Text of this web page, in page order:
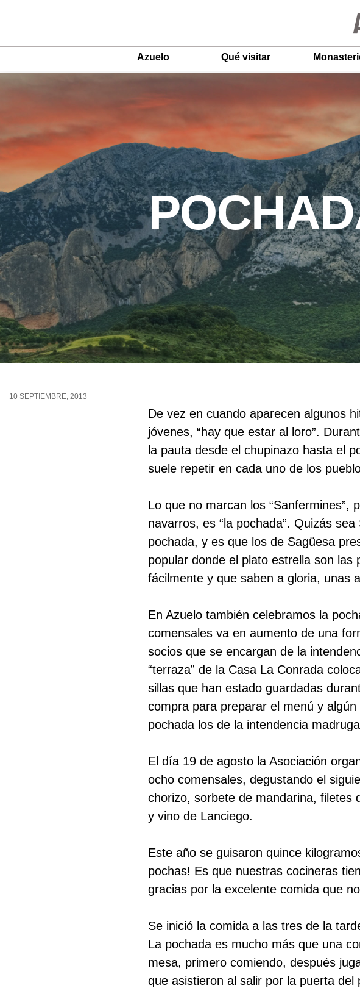
Menu
Azuelo Qué visitar
10 SEPTIEMBRE, 2013
De vez en cuando aparecen algunos
jóvenes, “hay que estar al loro”.
la pauta desde el chupinazo hasta el
suele repetir en cada uno de los
Lo que no marcan los
navarros, es “la pochada”. Quizás
pochada, y es que los de Sagüesa
popular donde el plato estrella son
fácilmente y que saben a gloria, unas
En Azuelo también celebramos la
comensales va en aumento de una
socios que se encargan de la
“terraza” de la Casa La Conrada
sillas que han estado guardadas
compra para preparar el menú y
pochada los de la intendencia
El día 19 de agosto la Asociación
ocho comensales, degustando el
chorizo, sorbete de mandarina, filetes
y vino de Lanciego.
Este año se guisaron quince
pochas! Es que nuestras cocineras
gracias por la excelente comida que
Se inició la comida a las tres de la
La pochada es mucho más que una
mesa, primero comiendo, después
que asistieron al salir por la puerta